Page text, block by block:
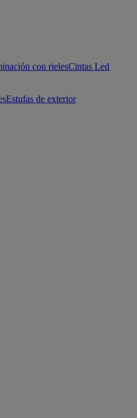
con rielesCintas Led
Estufas de exterior